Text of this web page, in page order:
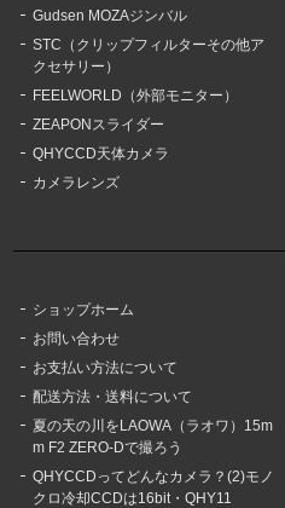
Gudsen MOZAジンバル
STC（クリップフィルターその他ア
クセサリー）
FEELWORLD（外部モニター）
ZEAPONスライダー
QHYCCD天体カメラ
カメラレンズ
ショップホーム
お問い合わせ
お支払い方法について
配送方法・送料について
夏の天の川をLAOWA（ラオワ）15m
m F2 ZERO-Dで撮ろう
QHYCCDってどんなカメラ？(2)モノ
クロ冷却CCDは16bit・QHY11